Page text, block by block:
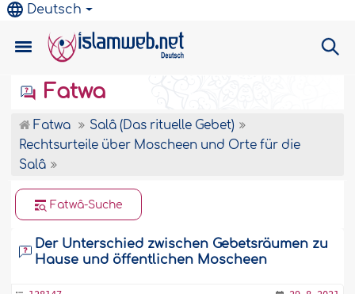
Deutsch
Fatwa
Fatwa
Salâ (Das rituelle Gebet)
Rechtsurteile über Moscheen und Orte für die
Salâ
Fatwâ-Suche
Der Unterschied zwischen Gebetsräumen zu
Hause und öffentlichen Moscheen